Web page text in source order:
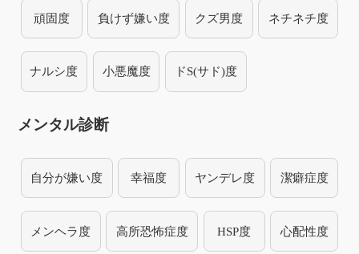
頑固度 負けず嫌い度 クズ男度 ネチネチ度
ナルシ度 小悪魔度 ドS(サド)度
メンタル診断
自分が嫌い度 幸福度 ヤンデレ度 潔癖症度
メンヘラ度 高所恐怖症度 HSP度 心配性度